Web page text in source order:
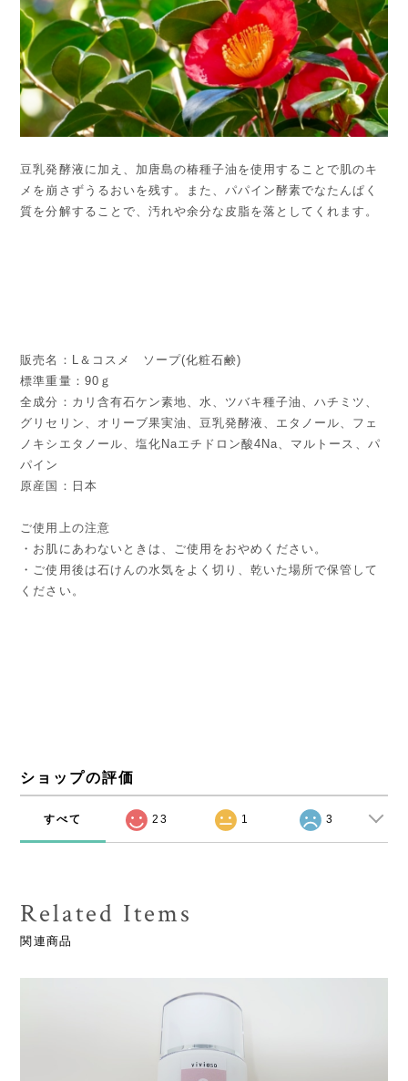
豆乳発酵液に加え、加唐島の椿種子油を使用することで肌のキ
メを崩さずうるおいを残す。また、パパイン酵素でなたんぱく
質を分解することで、汚れや余分な皮脂を落としてくれます。
販売名：L＆コスメ ソープ(化粧石鹸)
標準重量：90ｇ
全成分：カリ含有石ケン素地、水、ツバキ種子油、ハチミツ、
グリセリン、オリーブ果実油、豆乳発酵液、エタノール、フェ
ノキシエタノール、塩化Naエチドロン酸4Na、マルトース、パ
パイン
原産国：日本
ご使用上の注意
・お肌にあわないときは、ご使用をおやめください。
・ご使用後は石けんの水気をよく切り、乾いた場所で保管して
ください。
ショップの評価
すべて 23 1 3
Related Items
関連商品